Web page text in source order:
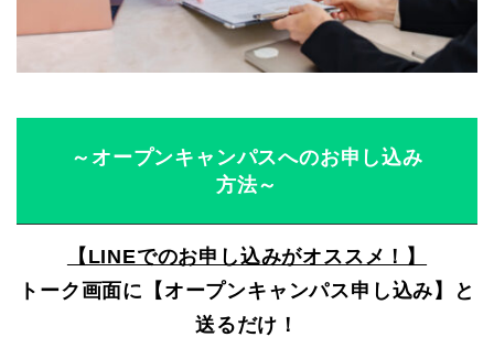
～オープンキャンパスへのお申し込み
方法～
【LINEでのお申し込みがオススメ！】
トーク画面に【オープンキャンパス申し込み】と
送るだけ！